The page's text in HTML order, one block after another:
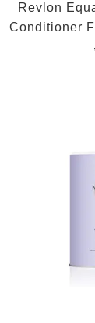
Revlon
Conditioner